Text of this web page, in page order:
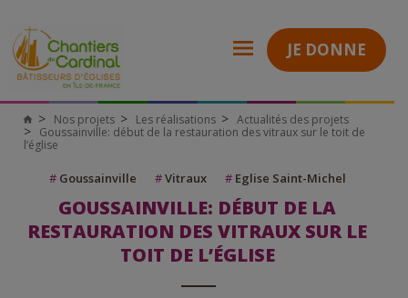
JE DONNE
Nos projets Les réalisations
Actualités des projets
Goussainville: début de la restauration des vitraux sur le toit de
l’église
#Goussainville #Vitraux #Eglise Saint-Michel
GOUSSAINVILLE: DÉBUT DE LA
RESTAURATION DES VITRAUX SUR LE
TOIT DE L’ÉGLISE